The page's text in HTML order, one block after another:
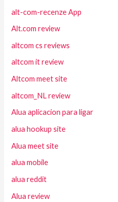
alt-com-recenze App
Alt.com review
altcom cs reviews
altcom it review
Altcom meet site
altcom_NL review
Alua aplicacion para ligar
alua hookup site
Alua meet site
alua mobile
alua reddit
Alua review